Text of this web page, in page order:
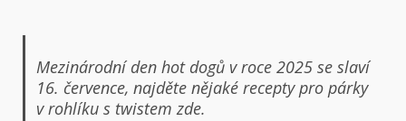
Mezinárodní den hot dogů v roce 2025 se slaví
16. července, najděte nějaké recepty pro párky
v rohlíku s twistem zde.